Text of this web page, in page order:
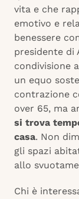
vita e che
emotivo e
benessere
presidente di
condivisione
un equo
contrazione
over 65, ma
si trova
casa. Non
gli spazi
allo
Chi è